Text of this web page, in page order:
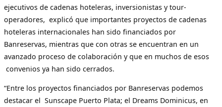
ejecutivos de cadenas hoteleras, inversionistas y tour-
operadores, explicó que importantes proyectos de cadenas
hoteleras internacionales han sido financiados por
Banreservas, mientras que con otras se encuentran en un
avanzado proceso de colaboración y que en muchos de esos
convenios ya han sido cerrados.
“Entre los proyectos financiados por Banreservas podemos
destacar el Sunscape Puerto Plata; el Dreams Dominicus, en